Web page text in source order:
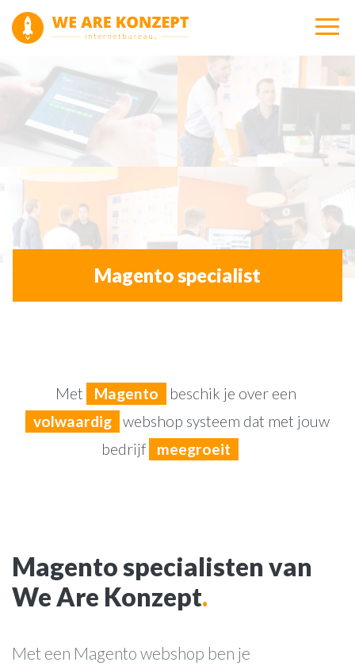
Magento specialist
Met Magento
beschik je over een
volwaardig
webshop systeem dat met jouw
bedrijf
meegroeit
Magento specialisten van
We Are Konzept.
Met een Magento webshop ben je